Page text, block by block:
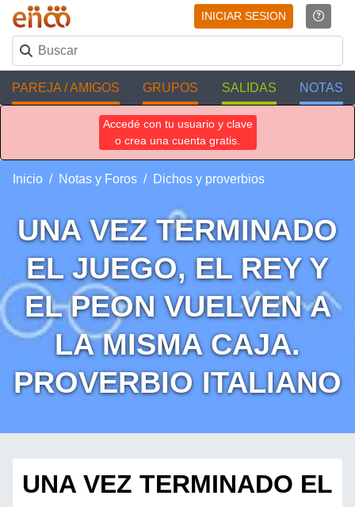
INICIAR SESION
PAREJA / AMIGOS GRUPOS SALIDAS NOTAS
Accedé con tu usuario y clave
o crea una cuenta gratis.
Inicio Notas y Foros Dichos y proverbios
UNA VEZ TERMINADO
EL JUEGO, EL REY Y
EL PEON VUELVEN A
LA MISMA CAJA.
PROVERBIO ITALIANO
UNA VEZ TERMINADO EL